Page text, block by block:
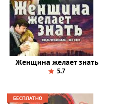
Женщина желает знать
5.7
БЕСПЛАТНО